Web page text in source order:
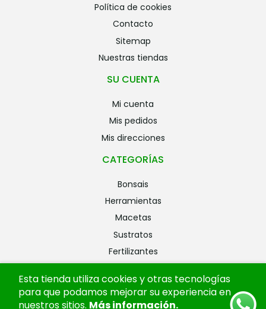
política de cookies
contacto
sitemap
nuestras tiendas
SU CUENTA
mi cuenta
mis pedidos
mis direcciones
CATEGORÍAS
bonsais
herramientas
macetas
sustratos
fertilizantes
alambres
ofertas
Esta tienda utiliza cookies y otras tecnologías
para que podamos mejorar su experiencia en
nuestros sitios. Más información.